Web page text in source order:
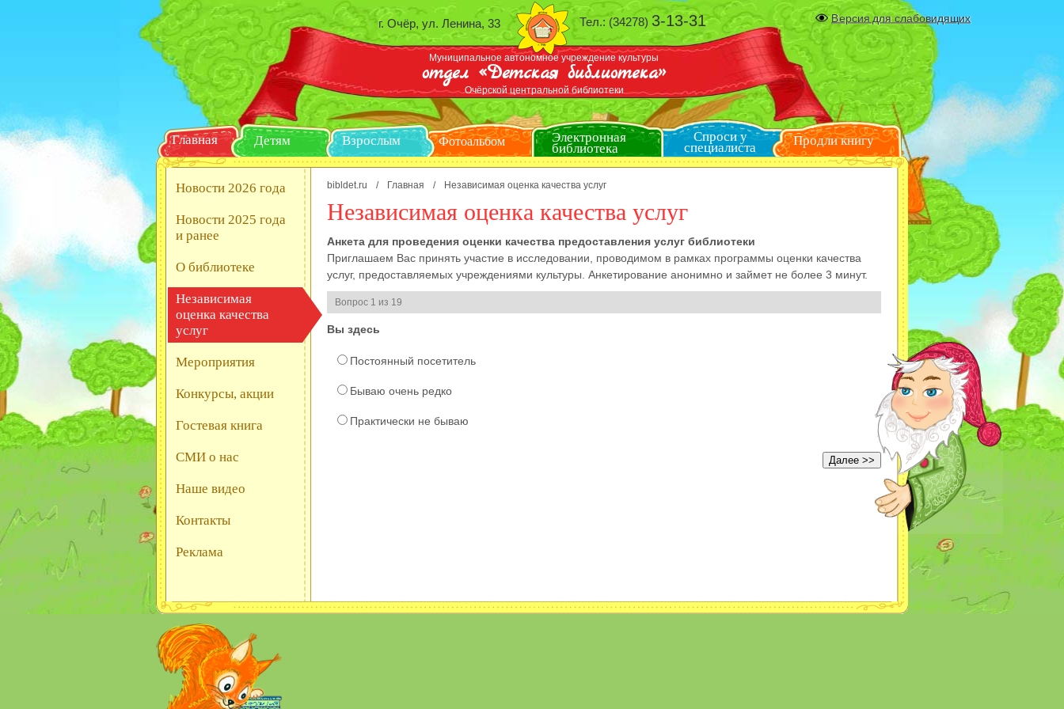
Версия для слабовидящих
Муниципальное автономное учреждение культуры
отдел «Детская библиотека»
Очёрской центральной библиотеки
г. Очёр, ул. Ленина, 33 Тел.: (34278) 3-13-31
Главная Детям Взрослым
Фотоальбом
Электронная
библиотека
Спроси у
специалиста Продли книгу
Новости 2026 года
Новости 2025 года
и ранее
О библиотеке
Независимая
оценка качества
услуг
Мероприятия
Конкурсы, акции
Гостевая книга
СМИ о нас
Наше видео
Контакты
Реклама
bibldet.ru / Главная / Независимая оценка качества услуг
Независимая оценка качества услуг
Анкета для проведения оценки качества предоставления услуг библиотеки
Приглашаем Вас принять участие в исследовании, проводимом в рамках программы оценки качества
услуг, предоставляемых учреждениями культуры. Анкетирование анонимно и займет не более 3 минут.
Вопрос 1 из 19
Вы здесь
Постоянный посетитель
Бываю очень редко
Практически не бываю